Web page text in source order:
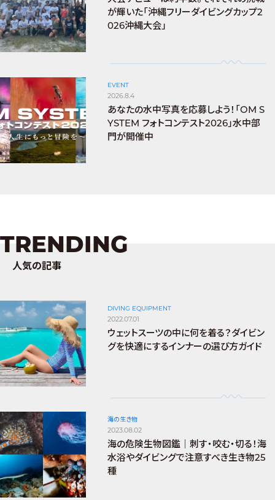
が輝いた「沖縄フリーダイビングカップ2
026沖縄大会」
EVENT
2026.8.4
あなたの水中写真を応募しよう！「OM S
YSTEM フォトコンテスト2026」水中部
門が開催中
TRENDING
人気の記事
DIVING EQUIPMENT
2022.07.01
ウェットスーツの中に何を着る？ダイビン
グを快適にするインナーの選び方ガイド
海の生き物
2023.08.02
海の危険生物図鑑｜刺す・咬む・切る！海
水浴やダイビングで注意すべき生き物25
種